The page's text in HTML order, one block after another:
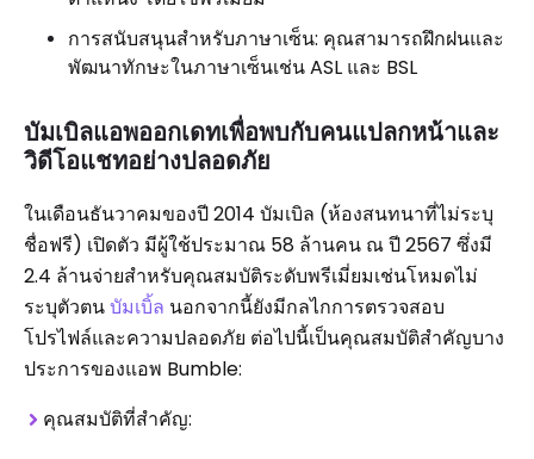
การสนับสนุนสำหรับภาษาเซ็น: คุณสามารถฝึกฝนและ
พัฒนาทักษะในภาษาเซ็นเช่น ASL และ BSL
บัมเบิลแอพออกเดทเพื่อพบกับคนแปลกหน้าและ
วิดีโอแชทอย่างปลอดภัย
ในเดือนธันวาคมของปี 2014 บัมเบิล (ห้องสนทนาที่ไม่ระบุ
ชื่อฟรี) เปิดตัว มีผู้ใช้ประมาณ 58 ล้านคน ณ ปี 2567 ซึ่งมี
2.4 ล้านจ่ายสำหรับคุณสมบัติระดับพรีเมี่ยมเช่นโหมดไม่
ระบุตัวตนบัมเบิ้ล นอกจากนี้ยังมีกลไกการตรวจสอบ
โปรไฟล์และความปลอดภัย ต่อไปนี้เป็นคุณสมบัติสำคัญบาง
ประการของแอพ Bumble:
คุณสมบัติที่สำคัญ: